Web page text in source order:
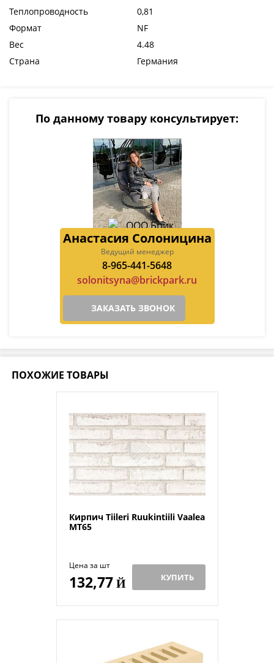
Теплопроводность
0,81
Формат
NF
Вес
4.48
Страна
Германия
По данному товару консультирует:
Анастасия Солоницина
Ведущий менеджер
8-965-441-5648
solonitsyna@brickpark.ru
ЗАКАЗАТЬ ЗВОНОК
ПОХОЖИЕ ТОВАРЫ
Кирпич Tiileri Ruukintiili Vaalea
MT65
Цена за шт
132,77Й КУПИТЬ